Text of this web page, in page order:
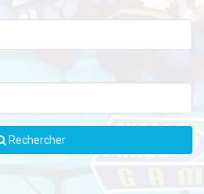
Rechercher